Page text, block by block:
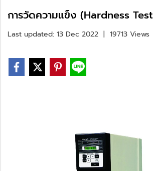
การวัดความแข็ง (Hardness
Last updated: 13 Dec 2022 | 19713 Views